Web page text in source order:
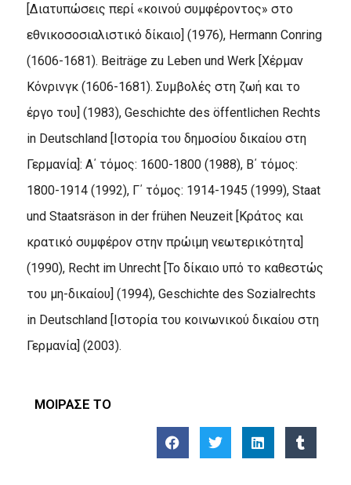
[Διατυπώσεις περί «κοινού συμφέροντος» στο
εθνικοσοσιαλιστικό δίκαιο] (1976), Hermann Conring
(1606-1681). Beiträge zu Leben und Werk [Χέρμαν
Κόνρινγκ (1606-1681). Συμβολές στη ζωή και το
έργο του] (1983), Geschichte des ­­öffentlichen Rechts
in Deutschland [Ιστορία του δημοσίου δικαίου στη
Γερμανία]: Α΄ τόμος: 1600-1800 (1988), Β΄ τόμος:
1800-1914 (1992), Γ΄ τόμος: 1914-1945 (1999), Staat
und Staatsräson in der frühen Neuzeit [Κράτος και
κρατικό συμφέρον στην πρώιμη νεωτερικότητα]
(1990), Recht im Unrecht [Το δίκαιο υπό το καθεστώς
του μη-δικαίου] (1994), Geschichte des Sozialrechts
in Deutschland [Ιστορία του κοινωνικού δικαίου στη
Γερμανία] (2003).
ΜΟΙΡΑΣΕ ΤΟ